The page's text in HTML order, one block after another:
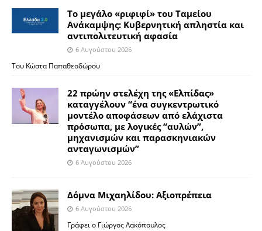
Το μεγάλο «ριφιφί» του Ταμείου
Ανάκαμψης: Κυβερνητική απληστία και
αντιπολιτευτική αφασία
6 Αυγούστου 2026
Του Κώστα Παπαθεοδώρου
22 πρώην στελέχη της «Ελπίδας»
καταγγέλουν “ένα συγκεντρωτικό
μοντέλο αποφάσεων από ελάχιστα
πρόσωπα, με λογικές “αυλών”,
μηχανισμών και παρασκηνιακών
ανταγωνισμών”
6 Αυγούστου 2026
Δόμνα Μιχαηλίδου: Αξιοπρέπεια
6 Αυγούστου 2026
Γράφει ο Γιώργος Λακόπουλος